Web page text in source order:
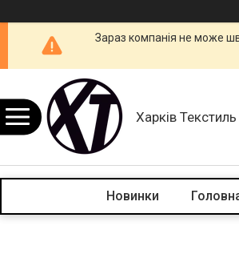
Зараз компанія не може
Харків Текстиль
Новинки